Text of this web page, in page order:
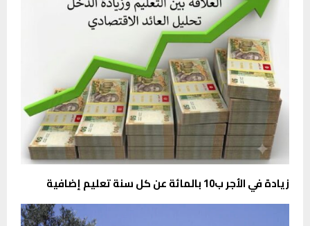
زيادة في الأجر ب10 بالمائة عن كل سنة تعليم إضافية